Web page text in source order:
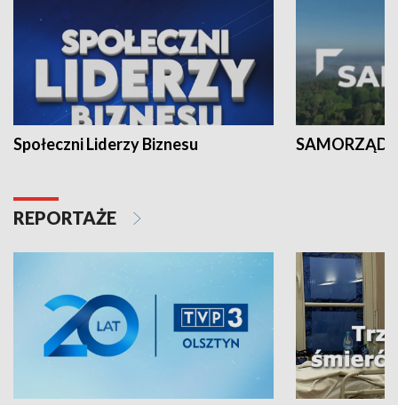
Społeczni Liderzy Biznesu SAMORZĄD
REPORTAŻE